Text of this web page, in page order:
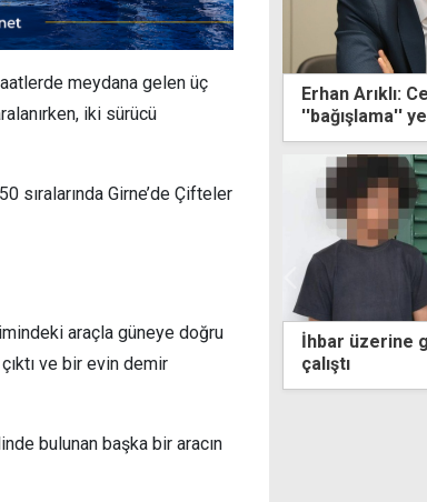
meydana gelen üç
iki sürücü
sıralarında Girne’de Çifteler
araçla güneye doğru
ve bir evin demir
bulunan başka bir aracın
Erhan Arıklı:
''bağışlama''
polisi görünce kaçmaya
Öğrenci izinli